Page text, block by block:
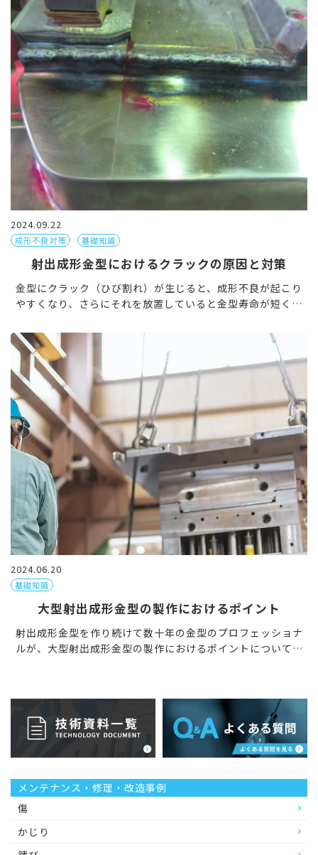
メンテナンス・修理・改造事例
傷
かじり
2024.09.22
成形不良対策 基礎知識
射出成形金型におけるクラックの原因と対策
金型にクラック（ひび割れ）が生じると、成形不良が起こり
やすくなり、さらにそれを放置していると金型寿命が短くな
対策について解説します。 金型のクラックとは？ 金型のク
[…]
2024.06.20
基礎知識
大型射出成形金型の製作におけるポイント
射出成形金型を作り続けて数十年の金型のプロフェッショナ
ルが、大型射出成形金型の製作におけるポイントについて解
[…]